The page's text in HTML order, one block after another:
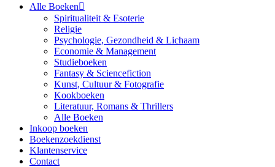
Alle Boeken
Spiritualiteit & Esoterie
Religie
Psychologie, Gezondheid & Lichaam
Economie & Management
Studieboeken
Fantasy & Sciencefiction
Kunst, Cultuur & Fotografie
Kookboeken
Literatuur, Romans & Thrillers
Alle Boeken
Inkoop boeken
Boekenzoekdienst
Klantenservice
Contact